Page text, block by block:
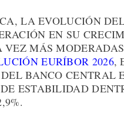
LA EVOLUCIÓN
EN SU
MÁS
EURÍBOR 2026,
BANCO CENTRAL
ESTABILIDAD